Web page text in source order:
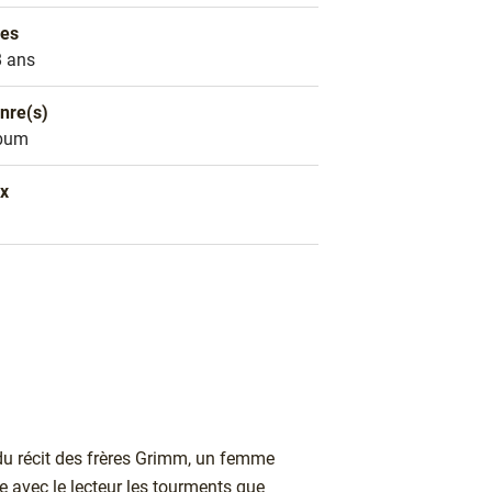
ans
littéraire
récit des frères Grimm, un femme
avec le lecteur les tourments que